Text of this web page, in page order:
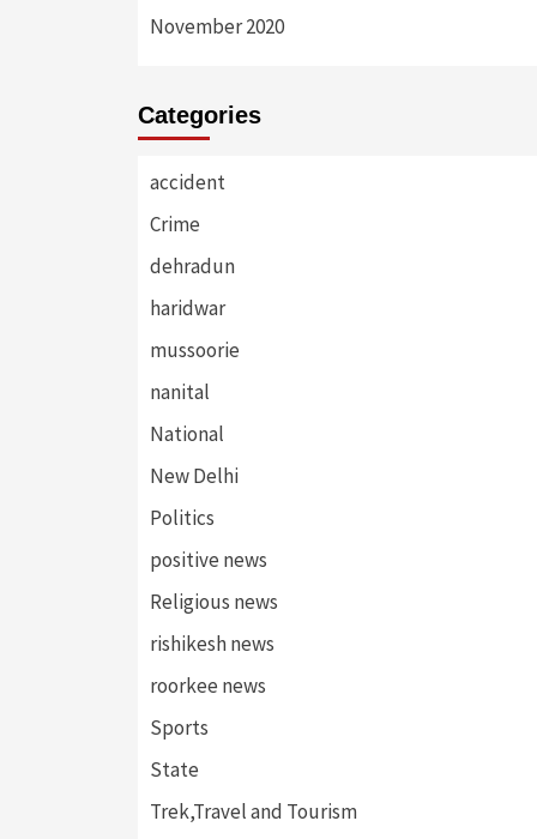
November 2020
Categories
accident
Crime
dehradun
haridwar
mussoorie
nanital
National
New Delhi
Politics
positive news
Religious news
rishikesh news
roorkee news
Sports
State
Trek,Travel and Tourism